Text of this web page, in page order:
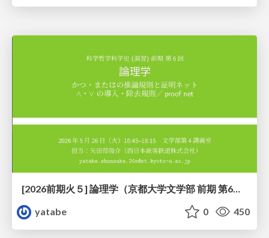
[2026前期火５] 論理学（京都大学文学部 前期 第6回）「かつとまたはの規則」
yatabe
0 450